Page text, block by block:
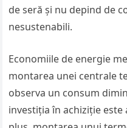
de seră și nu depind de
nesustenabili.
Economiile de energie
montarea unei centrale
observa un consum
investiția în achiziție